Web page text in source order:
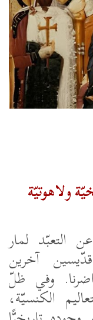
ولاهوتيّة
التعبّد لمار
آخرين
وفي ظلّ
الكنسيّة،